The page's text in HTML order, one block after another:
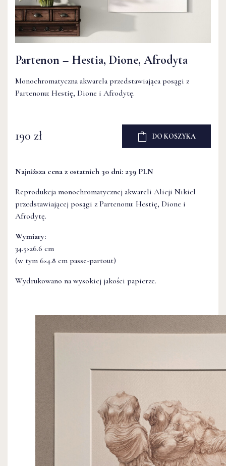
Partenon – Hestia, Dione, Afrodyta
Monochromatyczna akwarela przedstawiająca posągi z
Partenonu: Hestię, Dione i Afrodytę.
190 zł DO KOSZYKA
Najniższa cena z ostatnich 30 dni: 239 PLN
Reprodukcja monochromatycznej akwareli Alicji Nikiel
przedstawiającej posągi z Partenonu: Hestię, Dione i
Afrodytę.
Wymiary:
34.5×26.6 cm
(w tym 6×4.8 cm passe-partout)
Wydrukowano na wysokiej jakości papierze.